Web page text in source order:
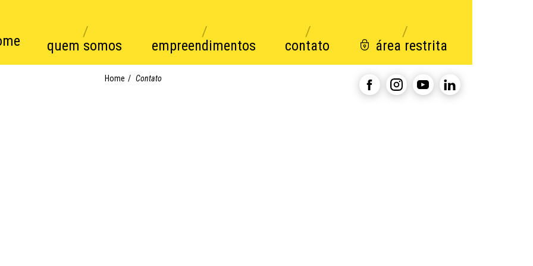
quem somos empreendimentos contato área restrita
Home Contato